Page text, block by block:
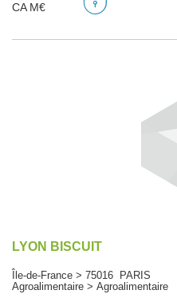
CA M€
LYON BISCUIT
Île-de-France > 75016 PARIS
Agroalimentaire > Agroalimentaire